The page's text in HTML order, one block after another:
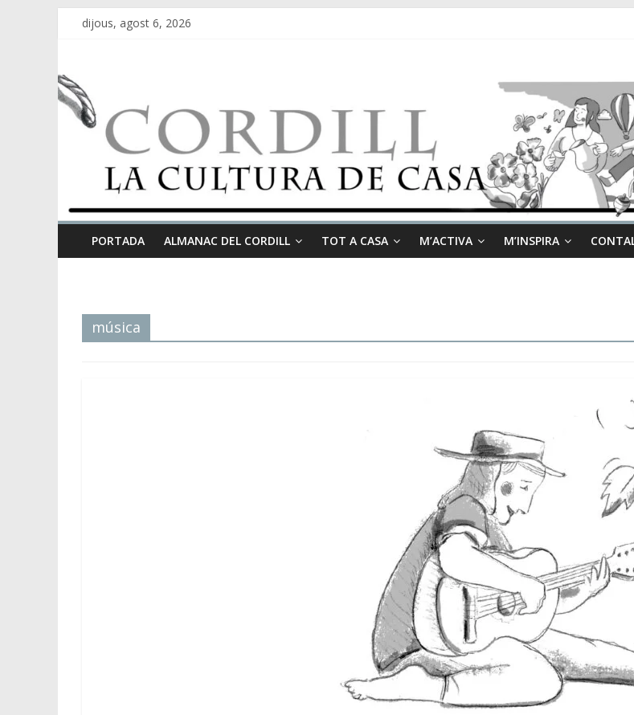
dijous, agost 6, 2026
PORTADA ALMANAC DEL CORDILL TOT A CASA M’ACTIVA M’INSPIRA
música